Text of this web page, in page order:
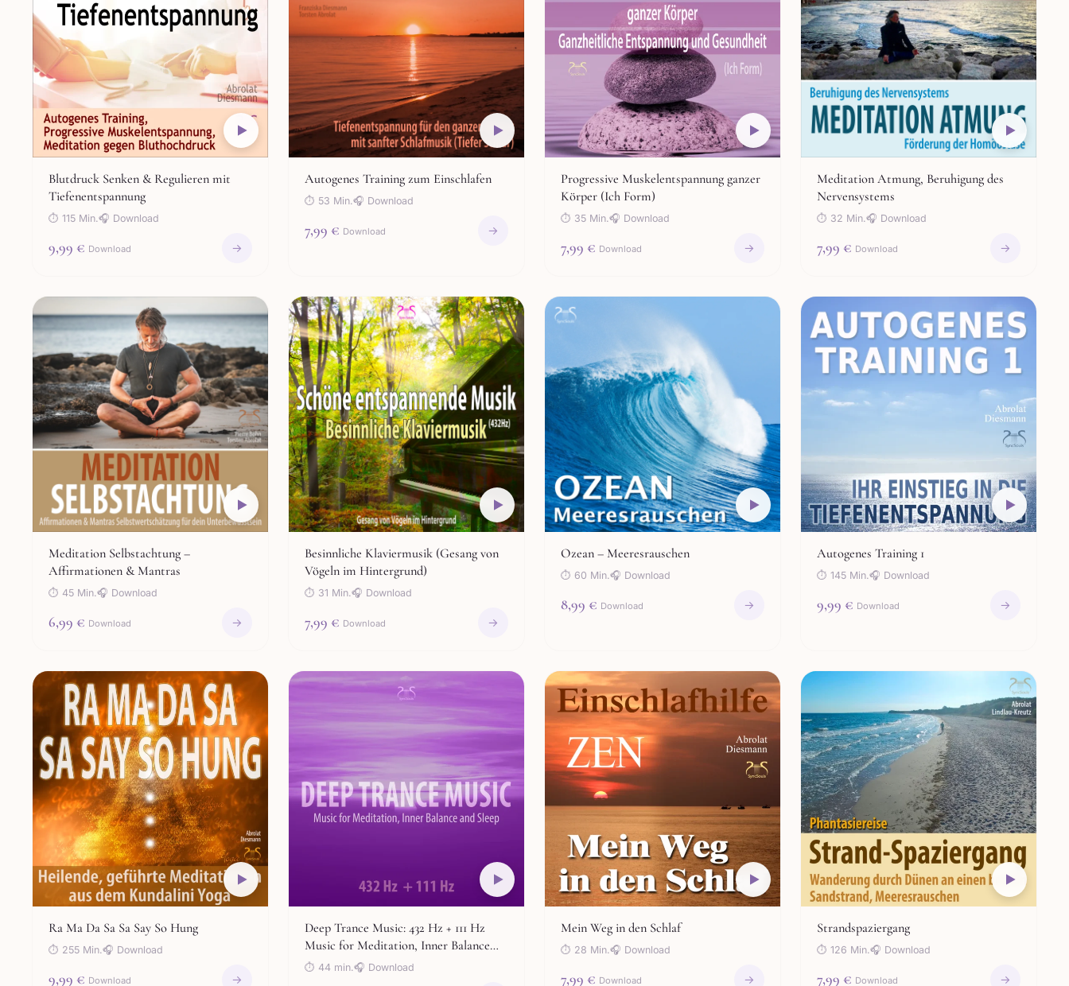
Blutdruck Senken & Regulieren mit
Tiefenentspannung
⏱ 115 Min.🎧 Download
9,99 € Download →
Autogenes Training zum Einschlafen
⏱ 53 Min.🎧 Download
7,99 € Download →
Progressive Muskelentspannung ganzer
Körper (Ich Form)
⏱ 35 Min.🎧 Download
7,99 € Download →
Meditation Atmung, Beruhigung des
Nervensystems
⏱ 32 Min.🎧 Download
7,99 € Download →
Meditation Selbstachtung –
Affirmationen & Mantras
⏱ 45 Min.🎧 Download
6,99 € Download →
Besinnliche Klaviermusik (Gesang von
Vögeln im Hintergrund)
⏱ 31 Min.🎧 Download
7,99 € Download →
Ozean – Meeresrauschen
⏱ 60 Min.🎧 Download
8,99 € Download →
Autogenes Training 1
⏱ 145 Min.🎧 Download
9,99 € Download →
Ra Ma Da Sa Sa Say So Hung
⏱ 255 Min.🎧 Download
9,99 € Download →
Deep Trance Music: 432 Hz + 111 Hz
Music for Meditation, Inner Balance
and Sleep
⏱ 44 min.🎧 Download
Mein Weg in den Schlaf
⏱ 28 Min.🎧 Download
7,99 € Download →
Strandspaziergang
⏱ 126 Min.🎧 Download
7,99 € Download →